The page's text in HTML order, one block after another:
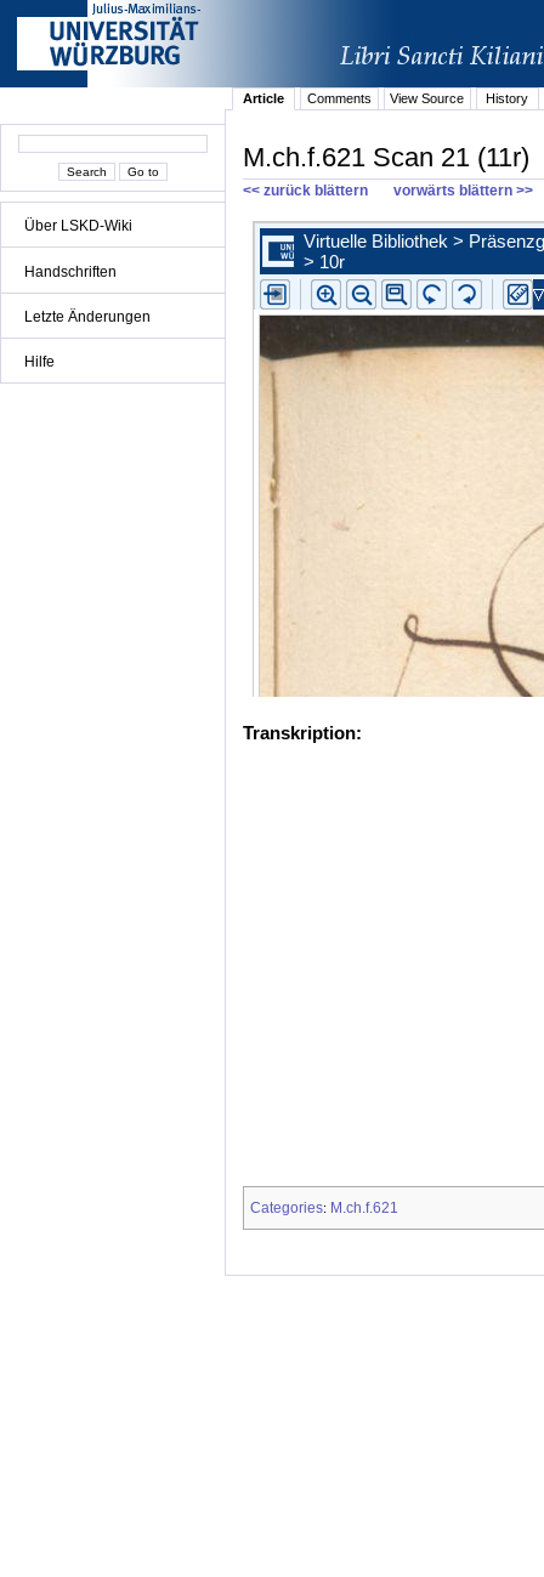
Über LSKD-Wiki
Handschriften
Letzte Änderungen
Hilfe
Article Comments View Source History
M.ch.f.621 Scan 21 (11r)
<< zurück blättern vorwärts blättern >>
Transkription:
Categories: M.ch.f.621